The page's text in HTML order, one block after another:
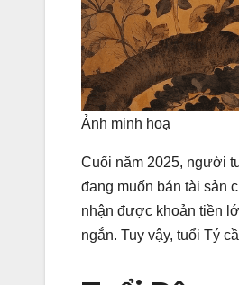
Ảnh minh hoạ
Cuối năm 2025, người
đang muốn bán tài sản
nhận được khoản tiền
ngắn. Tuy vậy, tuổi Tý